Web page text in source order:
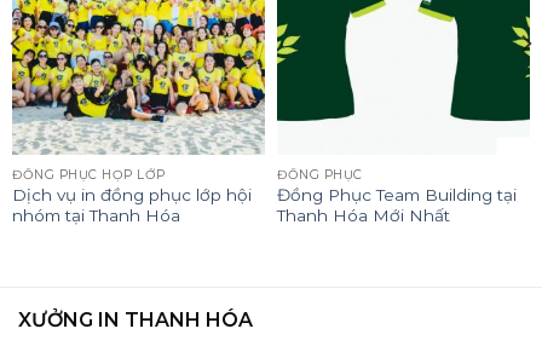
ĐỒNG PHỤC HỌP LỚP
Dịch vụ in đồng phục lớp hội
nhóm tại Thanh Hóa
ĐỒNG PHỤC
Đồng Phục Team Building tại
Thanh Hóa Mới Nhất
XƯỞNG IN THANH HÓA